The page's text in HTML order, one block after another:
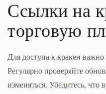
Ссылки на
торговую
Для доступа к кракен
Регулярно проверяйте
изменяться. Убедитесь, что